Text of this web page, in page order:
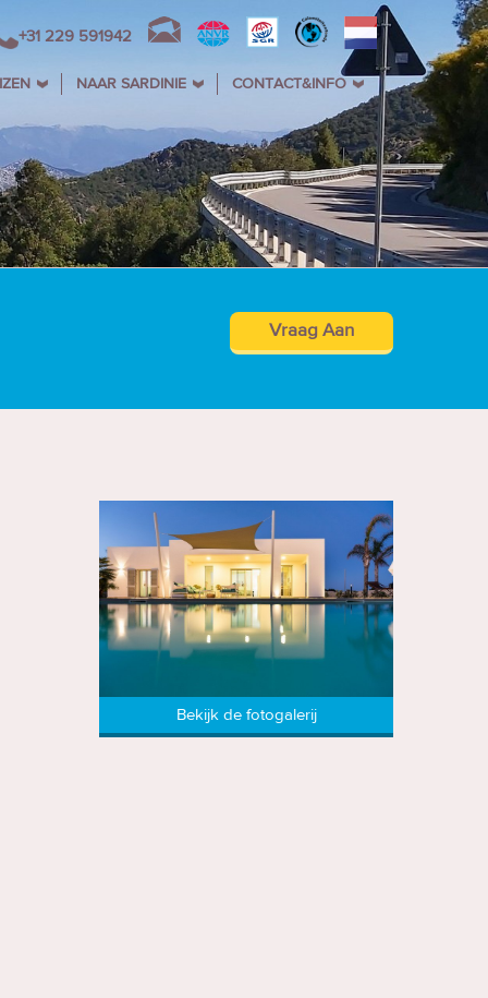
+31 229 591942
NAAR SARDINIE CONTACT&INFO
Vraag Aan
Bekijk de fotogalerij